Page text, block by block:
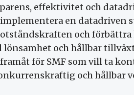
effektivitet och
en datadriven
och
och hållbar
för SMF som vill ta
och hållbar